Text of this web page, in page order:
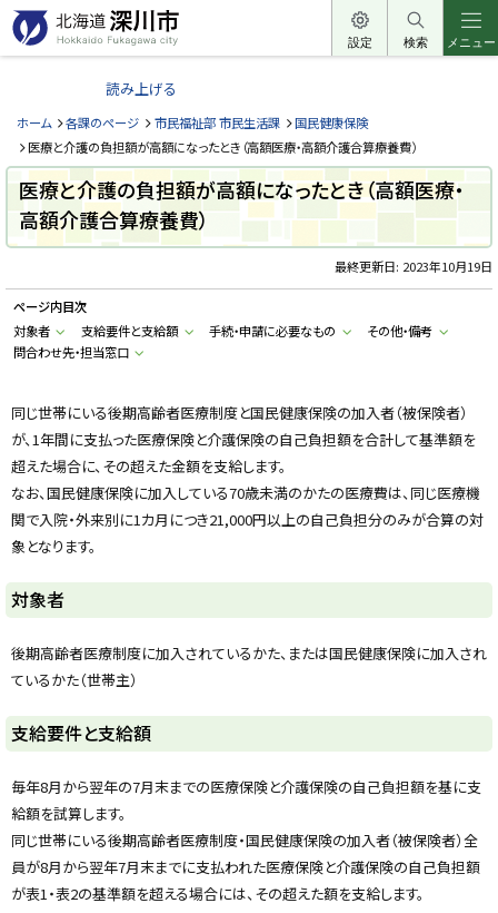
本
文
へ
ー
北
道
深
川
市
H
k
i
d
o
F
u
a
w
a
c
t
y
設定 検索 メニュー
読み上げる
ホーム 各課のページ 市民福祉部 市民生活課
国民健康保険
医療と介護の負担額が高額になったとき（高額医療・高額介護合算療養費）
医療と介護の負担額が高額になったとき（高額医療・
高額介護合算療養費）
最終更新日: 2023年10月19日
ページ内目次
対象者
支給要件と支給額 手続・申請に必要なもの
その他・備考
問合わせ先・担当窓口
同じ世帯にいる後期高齢者医療制度と国民健康保険の加入者（被保険者）
が、1年間に支払った医療保険と介護保険の自己負担額を合計して基準額を
超えた場合に、その超えた金額を支給します。
なお、国民健康保険に加入している70歳未満のかたの医療費は、同じ医療機
関で入院・外来別に1カ月につき21,000円以上の自己負担分のみが合算の対
象となります。
対象者
後期高齢者医療制度に加入されているかた、または国民健康保険に加入され
ているかた（世帯主）
ト
ッ
プ
に
戻
る
支給要件と支給額
毎年8月から翌年の7月末までの医療保険と介護保険の自己負担額を基に支
給額を試算します。
同じ世帯にいる後期高齢者医療制度・国民健康保険の加入者（被保険者）全
員が8月から翌年7月末までに支払われた医療保険と介護保険の自己負担額
が表1・表2の基準額を超える場合には、その超えた額を支給します。